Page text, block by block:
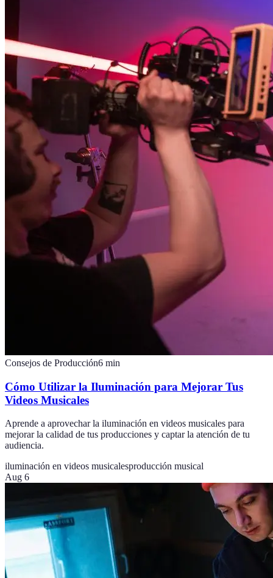
Consejos de Producción6 min
Cómo Utilizar la Iluminación para Mejorar Tus
Videos Musicales
Aprende a aprovechar la iluminación en videos musicales para
mejorar la calidad de tus producciones y captar la atención de tu
audiencia.
iluminación en videos musicalesproducción musical
Aug 6